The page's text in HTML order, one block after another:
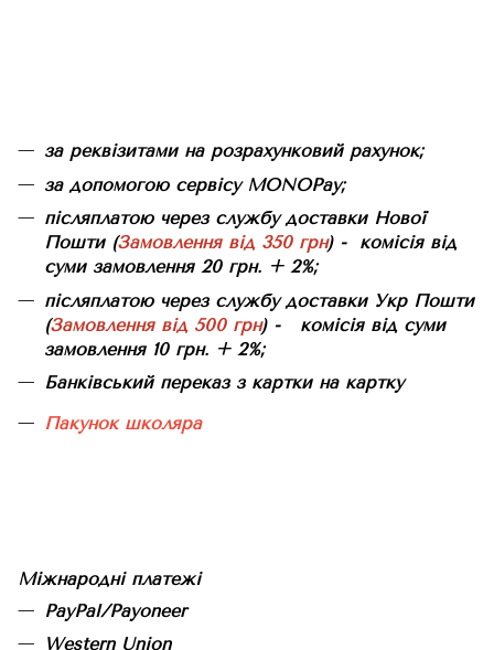
за реквізитами на розрахунковий рахунок;
за допомогою сервісу MONOPay;
післяплатою через службу доставки Нової
Пошти (Замовлення від 350 грн) - комісія від
суми замовлення 20 грн. + 2%;
післяплатою через службу доставки Укр Пошти
(Замовлення від 500 грн) - комісія від суми
замовлення 10 грн. + 2%;
Банківський переказ з картки на картку
Пакунок школяра
Міжнародні платежі
PayPal/Payoneer
Western Union